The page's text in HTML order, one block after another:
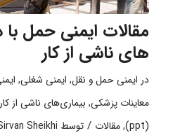
مقالات ایمنی حمل با
های ناشی از کار
در ایمنی حمل و نقل, ایمنی شغلی,
معاینات پزشکی, بیماری‌های ناشی از کار
(ppt)
,مقالات / توسط Sheikhi